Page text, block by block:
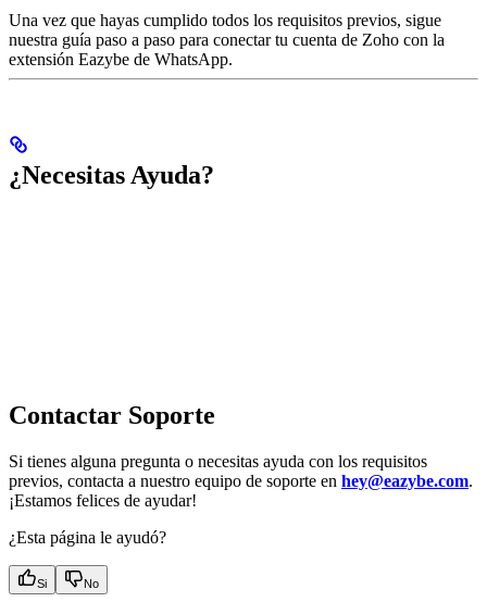
Una vez que hayas cumplido todos los requisitos previos, sigue
nuestra guía paso a paso para conectar tu cuenta de Zoho con la
extensión Eazybe de WhatsApp.
¿Necesitas Ayuda?
Contactar Soporte
Si tienes alguna pregunta o necesitas ayuda con los requisitos
previos, contacta a nuestro equipo de soporte en hey@eazybe.com.
¡Estamos felices de ayudar!
¿Esta página le ayudó?
Si No